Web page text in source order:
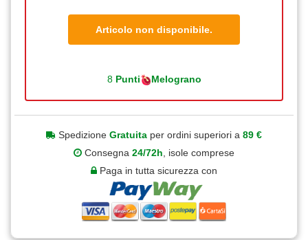
Articolo non disponibile.
8 Punti Melograno
Spedizione Gratuita per ordini superiori a 89 €
Consegna 24/72h , isole comprese
Paga in tutta sicurezza con